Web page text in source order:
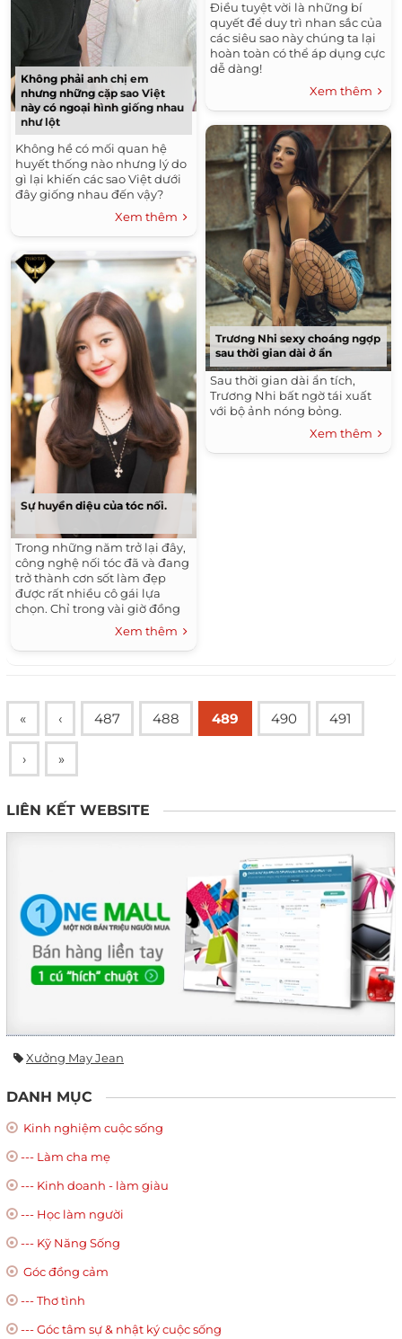
Không phải anh chị em
nhưng những cặp sao Việt
này có ngoại hình giống nhau
như lột
Không hề có mối quan hệ
huyết thống nào nhưng lý do
gì lại khiến các sao Việt dưới
đây giống nhau đến vậy?
Xem thêm
Sự huyền diệu của tóc nối.
Trong những năm trở lại đây,
công nghệ nối tóc đã và đang
trở thành cơn sốt làm đẹp
được rất nhiều cô gái lựa
chọn. Chỉ trong vài giờ đồng
hồ, tóc nối hô biến mái tóc
tém ngắn, hư tổn và xơ xác trở
nên dài bồng bềnh thướt tha.
Xem thêm
Điều tuyệt vời là những bí
quyết để duy trì nhan sắc của
các siêu sao này chúng ta lại
hoàn toàn có thể áp dụng cực
dễ dàng!
Xem thêm
Trương Nhi sexy choáng ngợp
sau thời gian dài ở ẩn
Sau thời gian dài ẩn tích,
Trương Nhi bất ngờ tái xuất
với bộ ảnh nóng bỏng.
Xem thêm
« ‹ 487 488 489 490 491
› »
LIÊN KẾT WEBSITE
Xưởng May Jean
DANH MỤC
Kinh nghiệm cuộc sống
--- Làm cha mẹ
--- Kinh doanh - làm giàu
--- Học làm người
--- Kỹ Năng Sống
Góc đồng cảm
--- Thơ tình
--- Góc tâm sự & nhật ký cuộc sống